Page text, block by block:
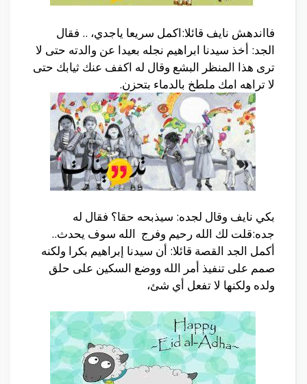
فااندهش نايف قائلا:اكمل سريعا ياجدي، .. فقال
الجد: أخذ سيدنا ابراهيم نجله بعيدا عن والدته حتى لا
ترى هذا المنظر البشع وقال له اكفف عنك ثيابك حتى
لا تراهه امك ملطخ بالدماء بتحزن.
بكي نايف وقال لجده: سيذبحه حقا؟ فقال له
جده:قلت لك الله رحيم وفرج الله سوف يحدث..
أكمل الجد القصة قائلا: أن سيدنا إبراهيم بكرا ولكنه
صمم على تنفيذ أمر الله ووضع السكين على حلق
ولده ولكنها لا تفعل أي شئ،